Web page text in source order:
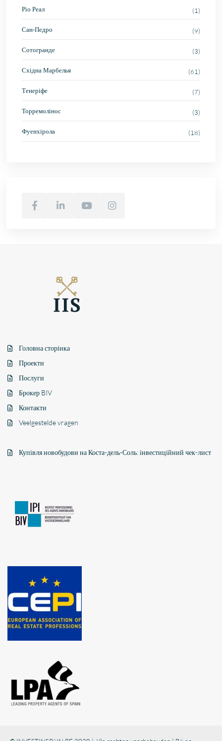
Ріо Реал (1)
Сан-Педро (9)
Сотогранде (3)
Східна Марбелья (61)
Тенеріфе (7)
Торремолінос (3)
Фуенхірола (18)
Головна сторінка
Проекти
Послуги
Брокер BIV
Контакти
Veelgestelde vragen
Купівля новобудови на Коста-дель-Соль: інвестиційний чек-лист